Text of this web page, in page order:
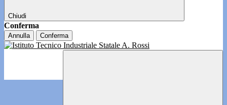
Chiudi
Conferma
Annulla Conferma